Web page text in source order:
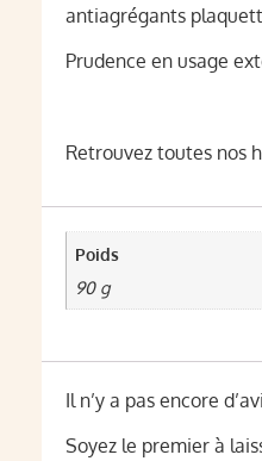
antiagrégants
Prudence en usage
Retrouvez toutes nos
Poids
90 g
Il n’y a pas encore
Soyez le premier à